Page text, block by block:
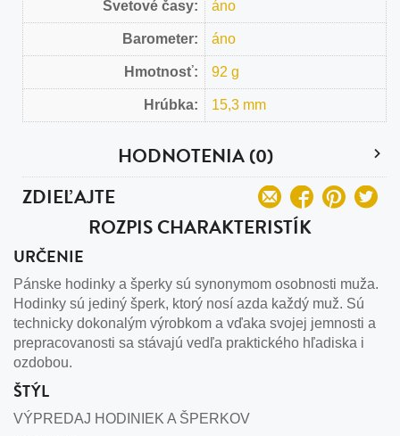
Svetové časy: áno
Barometer: áno
Hmotnosť: 92 g
Hrúbka: 15,3 mm
HODNOTENIA (0)
ZDIEĽAJTE
ROZPIS CHARAKTERISTÍK
URČENIE
Pánske hodinky a šperky sú synonymom osobnosti muža.
Hodinky sú jediný šperk, ktorý nosí azda každý muž. Sú
technicky dokonalým výrobkom a vďaka svojej jemnosti a
prepracovanosti sa stávajú vedľa praktického hľadiska i
ozdobou.
ŠTÝL
VÝPREDAJ HODINIEK A ŠPERKOV